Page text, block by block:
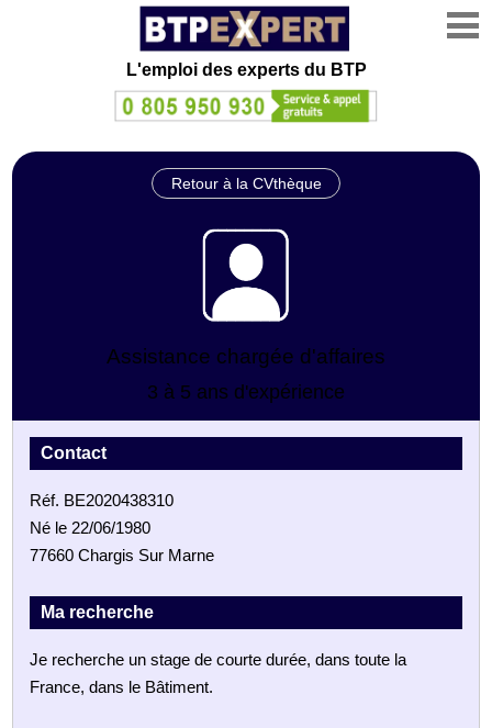
L'emploi des experts du BTP
Retour à la CVthèque
Assistance chargée d'affaires
3 à 5 ans d'expérience
Contact
Réf. BE2020438310
Né le 22/06/1980
77660 Chargis Sur Marne
Ma recherche
Je recherche un stage de courte durée, dans toute la
France, dans le Bâtiment.